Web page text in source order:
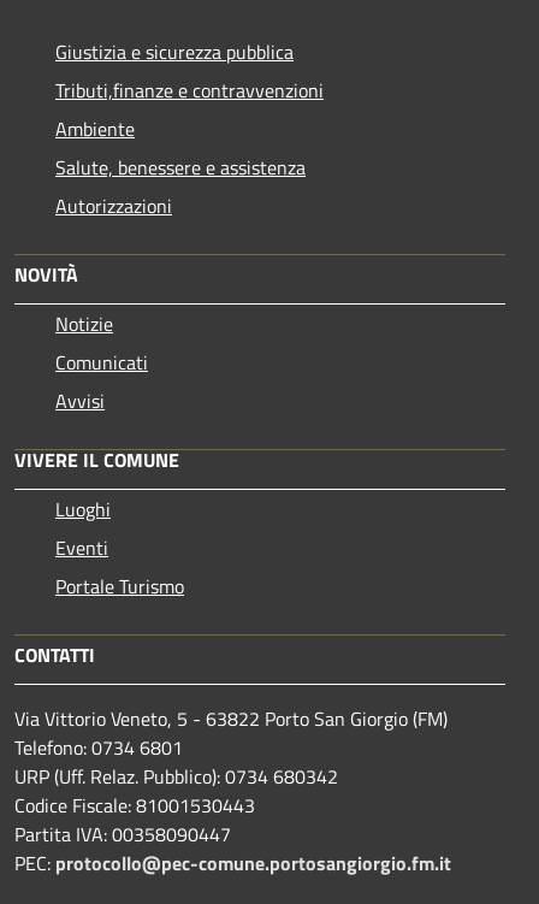
Giustizia e sicurezza pubblica
Tributi,finanze e contravvenzioni
Ambiente
Salute, benessere e assistenza
Autorizzazioni
NOVITÀ
Notizie
Comunicati
Avvisi
VIVERE IL COMUNE
Luoghi
Eventi
Portale Turismo
CONTATTI
Via Vittorio Veneto, 5 - 63822 Porto San Giorgio (FM)
Telefono: 0734 6801
URP (Uff. Relaz. Pubblico): 0734 680342
Codice Fiscale: 81001530443
Partita IVA: 00358090447
PEC: protocollo@pec-comune.portosangiorgio.fm.it